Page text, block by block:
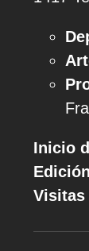
Inicio
Edición
Visitas